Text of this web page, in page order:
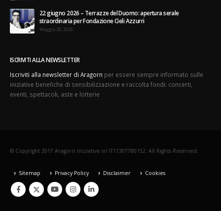
22 giugno 2026 – Terrazze del Duomo: apertura serale
straordinaria per Fondazione Cieli Azzurri
Maggio 28, 2026
ISCRIVITI ALLA NEWSLETTER
Iscriviti alla newsletter di Aragorn per essere sempre informato sulle
iniziative benefiche di sensibilizzazione e raccolta fondi: concerti,
eventi, spettacoli, aste e lotterie
© Copyright 2017 Aragorn Iniziative srl IT11307780152. All Rights Reserved.
Sitemap Privacy Policy Disclaimer Cookies